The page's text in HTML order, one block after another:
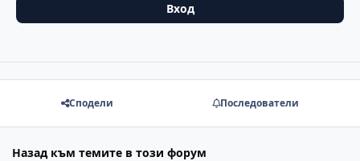
Вход
Сподели Последователи
Назад към темите в този форум